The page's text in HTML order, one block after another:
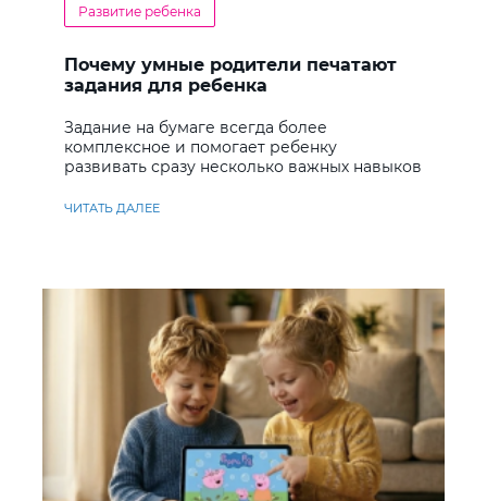
Развитие ребенка
Почему умные родители печатают
задания для ребенка
Задание на бумаге всегда более
комплексное и помогает ребенку
развивать сразу несколько важных навыков
ЧИТАТЬ ДАЛЕЕ